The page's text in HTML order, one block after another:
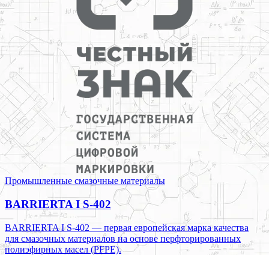
Промышленные смазочные материалы
BARRIERTA I S-402
BARRIERTA I S-402 — первая европейская марка качества
для смазочных материалов на основе перфторированных
полиэфирных масел (PFPE).